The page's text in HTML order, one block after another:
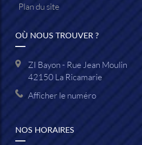
Plan du site
OÙ NOUS TROUVER ?
ZI Bayon - Rue Jean Moulin
42150La Ricamarie
Afficher le numéro
NOS HORAIRES